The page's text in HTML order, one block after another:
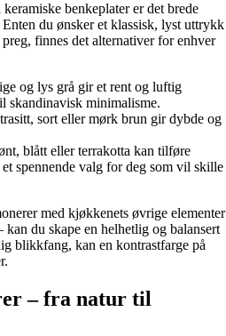
benkeplater er det brede
du ønsker et klassisk, lyst uttrykk
finnes det alternativer for enhver
og lys grå gir et rent og luftig
skandinavisk minimalisme.
sort eller mørk brun gir dybde og
blått eller terrakotta kan tilføre
spennende valg for deg som vil skille
med kjøkkenets øvrige elementer
du skape en helhetlig og balansert
blikkfang, kan en kontrastfarge på
– fra natur til